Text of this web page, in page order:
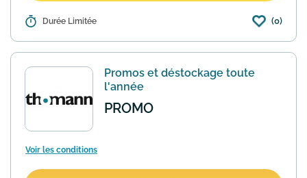
Détails : Le site Thomann offre la livraison de
dès 49€ d'achat. En dessous de ce
montant vous devrez vous acquitter
de 4,80€ de frais de port.En savoir plus
Durée Limitée (0)
Promos et déstockage toute
l'année
PROMO
Voir les conditions